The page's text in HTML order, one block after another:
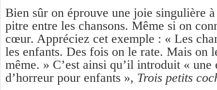
Bien sûr on éprouve une joie singulière
pitre entre les chansons. Même si on
cœur. Appréciez cet exemple : « Les
les enfants. Des fois on le rate. Mais on
même. » C’est ainsi qu’il introduit « une
d’horreur pour enfants », Trois petits